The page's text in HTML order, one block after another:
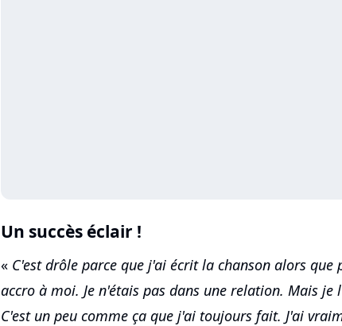
Un succès éclair !
« C'est drôle parce que j'ai écrit la chanson alors que
accro à moi. Je n'étais pas dans une relation. Mais je
C'est un peu comme ça que j'ai toujours fait. J'ai